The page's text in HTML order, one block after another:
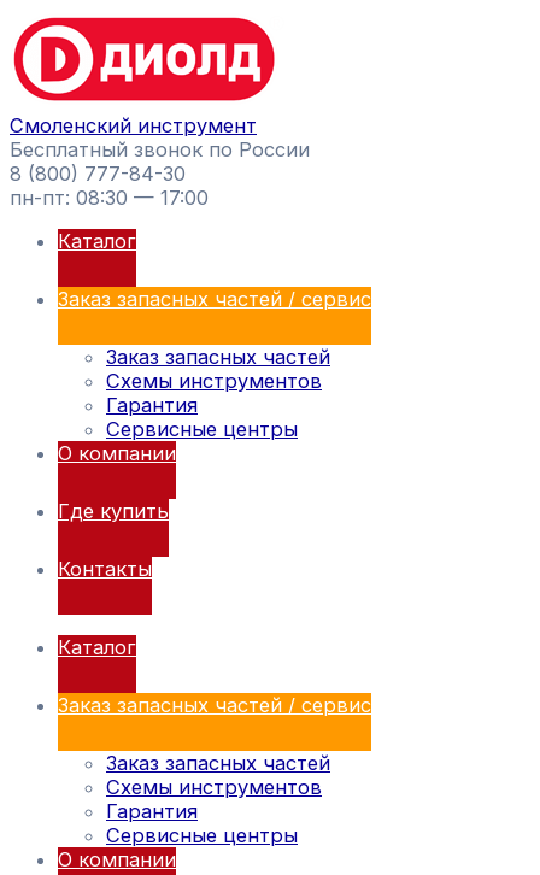
Перейти
к
содержимому
Смоленский инструмент
Бесплатный звонок по России
8 (800) 777-84-30
пн-пт: 08:30 — 17:00
Каталог
Заказ запасных частей / сервис
Заказ запасных частей
Схемы инструментов
Гарантия
Сервисные центры
О компании
Где купить
Контакты
Каталог
Заказ запасных частей / сервис
Заказ запасных частей
Схемы инструментов
Гарантия
Сервисные центры
О компании
Поиск
товаров